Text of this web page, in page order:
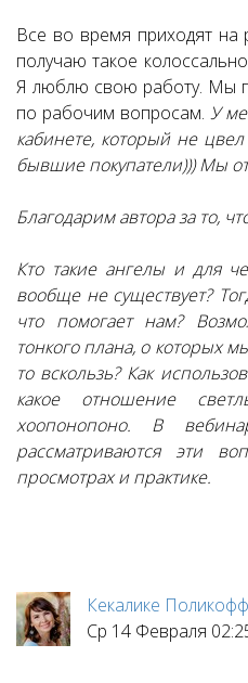
Все во время приходят на
получаю такое
Я люблю свою работу. Мы
по рабочим вопросам. У
кабинете, который не
бывшие покупатели))) Мы
Благодарим автора за то,
Кто такие ангелы и для
вообще не существует?
что помогает нам?
тонкого плана, о которых
то вскользь? Как
какое отношение
хоопонопоно. В
рассматриваются эти
просмотрахи практике.
Кекалике Поликофф
Ср 14 Февраля